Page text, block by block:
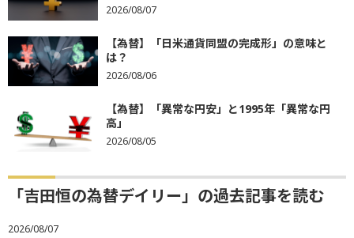
2026/08/07
【為替】「日米通貨同盟の完成形」の意味と
は？
2026/08/06
【為替】「異常な円安」と1995年「異常な円
高」
2026/08/05
「吉田恒の為替デイリー」の過去記事を読む
2026/08/07